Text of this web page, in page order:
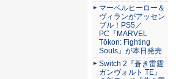
マーベルヒーロー＆
ヴィランがアッセン
ブル！PS5／
PC『MARVEL
Tōkon: Fighting
Souls』が本日発売
Switch 2『蒼き雷霆
ガンヴォルト TE』